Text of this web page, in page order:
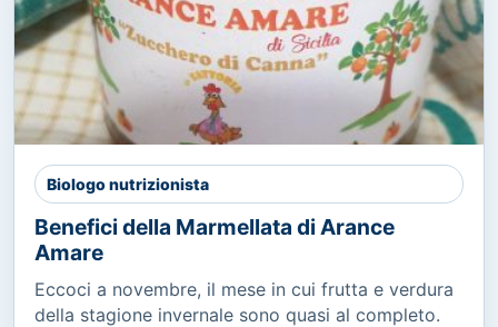
Biologo nutrizionista
Benefici della Marmellata di Arance
Amare
Eccoci a novembre, il mese in cui frutta e verdura
della stagione invernale sono quasi al completo.